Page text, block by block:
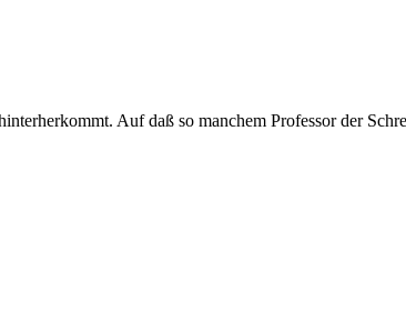
Auf daß so manchem Professor der